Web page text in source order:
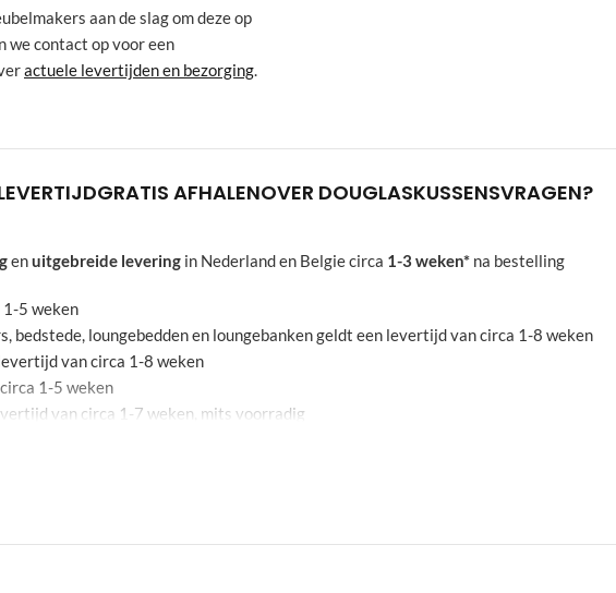
aan de slag om deze op
we contact op voor een
actuele levertijden en bezorging.
GRATIS AFHALENOVER DOUGLASKUSSENSVRAGEN?
enuitgebreide levering in Nederland en Belgie circa 1-3 weken* na bestelling
1-5 weken
bedstede, loungebedden en loungebanken geldt een levertijd van circa 1-8 weken
van circa 1-8 weken
1-5 weken
van circa 1-7 weken, mits voorradig
geen rechten aan worden ontnomen. De aangegeven weken zijn een indicatie.